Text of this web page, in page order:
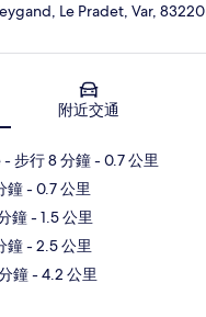
地圖
Le Pradet, Var, 83220
附近交通
- 步行 8 分鐘- 0.7 公里
鐘- 0.7 公里
鐘- 1.5 公里
鐘- 2.5 公里
鐘- 4.2 公里